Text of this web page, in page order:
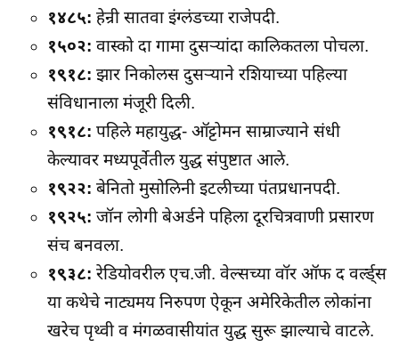
१४८५: हेन्री सातवा इंग्लंडच्या राजेपदी.
१५०२: वास्को दा गामा दुसर्‍यांदा कालिकतला पोचला.
१९१८: झार निकोलस दुसर्‍याने रशियाच्या पहिल्या
संविधानाला मंजूरी दिली.
१९१८: पहिले महायुद्ध- ऑट्टोमन साम्राज्याने संधी
केल्यावर मध्यपूर्वेतील युद्ध संपुष्टात आले.
१९२२: बेनितो मुसोलिनी इटलीच्या पंतप्रधानपदी.
१९२५: जॉन लोगी बेअर्डने पहिला दूरचित्रवाणी प्रसारण
संच बनवला.
१९३८: रेडियोवरील एच.जी. वेल्सच्या वॉर ऑफ द वर्ल्ड्स
या कथेचे नाट्यमय निरुपण ऐकून अमेरिकेतील लोकांना
खरेच पृथ्वी व मंगळवासीयांत युद्ध सुरू झाल्याचे वाटले.